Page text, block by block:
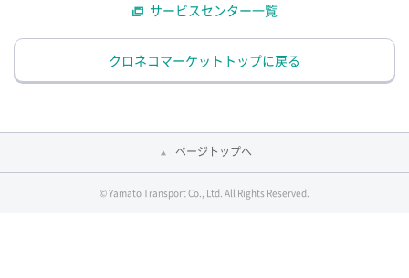
サービスセンター一覧
クロネコマーケットトップに戻る
ページトップへ
© Yamato Transport Co., Ltd. All Rights Reserved.